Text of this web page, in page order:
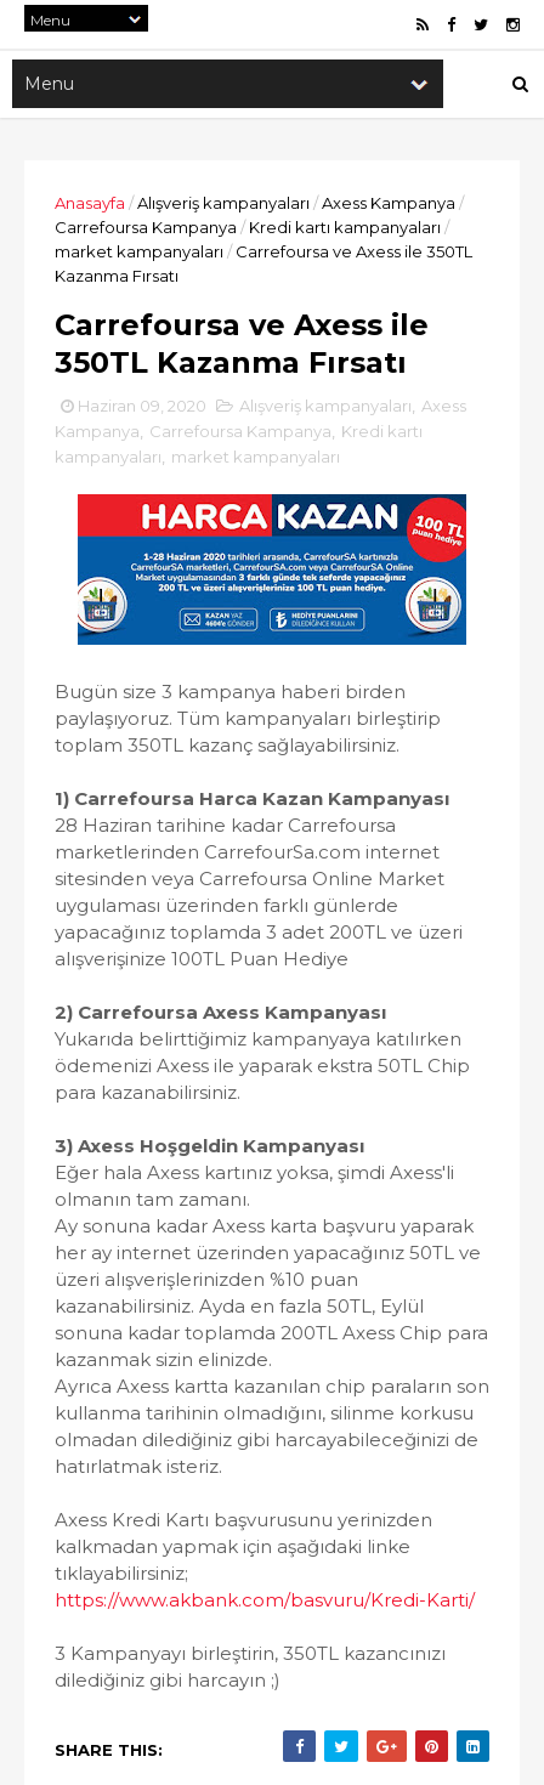
Anasayfa /Alışveriş kampanyaları /Axess Kampanya /
Carrefoursa Kampanya / Kredi kartı kampanyaları /
market kampanyaları / Carrefoursa ve Axess ile 350TL
Kazanma Fırsatı
Carrefoursa ve Axess ile
350TL Kazanma Fırsatı
Haziran 09, 2020 Alışveriş kampanyaları
Axess
Kampanya
Carrefoursa Kampanya
Kredi kartı
kampanyaları
market kampanyaları
Bugün size 3 kampanya haberi birden
paylaşıyoruz. Tüm kampanyaları birleştirip
toplam 350TL kazanç sağlayabilirsiniz.
1) Carrefoursa Harca Kazan Kampanyası
28 Haziran tarihine kadar Carrefoursa
marketlerinden CarrefourSa.com internet
sitesinden veya Carrefoursa Online Market
uygulaması üzerinden farklı günlerde
yapacağınız toplamda 3 adet 200TL ve üzeri
alışverişinize 100TL Puan Hediye
2) Carrefoursa Axess Kampanyası
Yukarıda belirttiğimiz kampanyaya katılırken
ödemenizi Axess ile yaparak ekstra 50TL Chip
para kazanabilirsiniz.
3) Axess Hoşgeldin Kampanyası
Eğer hala Axess kartınız yoksa, şimdi Axess'li
olmanın tam zamanı.
Ay sonuna kadar Axess karta başvuru yaparak
her ay internet üzerinden yapacağınız 50TL ve
üzeri alışverişlerinizden %10 puan
kazanabilirsiniz. Ayda en fazla 50TL, Eylül
sonuna kadar toplamda 200TL Axess Chip para
kazanmak sizin elinizde.
Ayrıca Axess kartta kazanılan chip paraların son
kullanma tarihinin olmadığını, silinme korkusu
olmadan dilediğiniz gibi harcayabileceğinizi de
hatırlatmak isteriz.
Axess Kredi Kartı başvurusunu yerinizden
kalkmadan yapmak için aşağıdaki linke
tıklayabilirsiniz;
https://www.akbank.com/basvuru/Kredi-Karti/
3 Kampanyayı birleştirin, 350TL kazancınızı
dilediğiniz gibi harcayın ;)
SHARE THIS: